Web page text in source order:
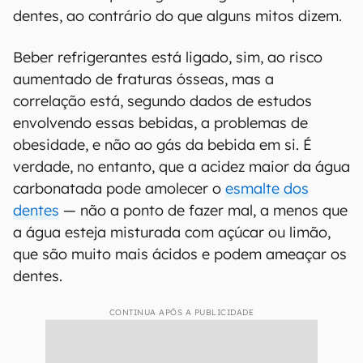
dentes, ao contrário do que alguns mitos dizem.
Beber refrigerantes está ligado, sim, ao risco
aumentado de fraturas ósseas, mas a
correlação está, segundo dados de estudos
envolvendo essas bebidas, a problemas de
obesidade, e não ao gás da bebida em si. É
verdade, no entanto, que a acidez maior da água
carbonatada pode amolecer o esmalte dos
dentes — não a ponto de fazer mal, a menos que
a água esteja misturada com açúcar ou limão,
que são muito mais ácidos e podem ameaçar os
dentes.
CONTINUA APÓS A PUBLICIDADE